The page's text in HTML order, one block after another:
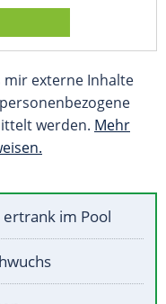
mir externe Inhalte
werden. Mehr
im Pool